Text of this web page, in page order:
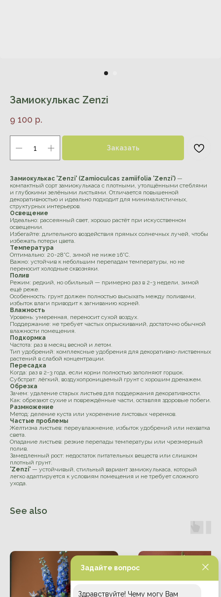
Замиокулькас Zenzi
9 100 р.
Заказать
Замиокулькас 'Zenzi' (Zamioculcas zamiifolia 'Zenzi') —
компактный сорт замиокулькаса с плотными, утолщёнными стеблями
и глубокими зелёными листьями. Отличается повышенной
декоративностью и идеально подходит для минималистичных,
структурных интерьеров.
Освещение
Идеально: рассеянный свет, хорошо растёт при искусственном
освещении.
Избегайте: длительного воздействия прямых солнечных лучей, чтобы
избежать потери цвета.
Температура
Оптимально: 20-28°C, зимой не ниже 16°C.
Важно: устойчив к небольшим перепадам температуры, но не
переносит холодные сквозняки.
Полив
Режим: редкий, но обильный — примерно раз в 2-3 недели, зимой
ещё реже.
Особенность: грунт должен полностью высыхать между поливами,
избыток влаги приводит к загниванию корней.
Влажность
Уровень: умеренная, переносит сухой воздух.
Поддержание: не требует частых опрыскиваний, достаточно обычной
влажности помещения.
Подкормка
Частота: раз в месяц весной и летом.
Тип удобрений: комплексные удобрения для декоративно-лиственных
растений в слабой концентрации.
Пересадка
Когда: раз в 2-3 года, если корни полностью заполняют горшок.
Субстрат: лёгкий, воздухопроницаемый грунт с хорошим дренажем.
Обрезка
Зачем: удаление старых листьев для поддержания декоративности.
Как: обрезают сухие и повреждённые части, оставляя здоровые побеги.
Размножение
Метод: деление куста или укоренение листовых черенков.
Частые проблемы
Желтизна листьев: переувлажнение, избыток удобрений или нехватка
света.
Опадание листьев: резкие перепады температуры или чрезмерный
полив.
Замедленный рост: недостаток питательных веществ или слишком
плотный грунт.
'Zenzi' — устойчивый, стильный вариант замиокулькаса, который
легко адаптируется к условиям помещения и не требует сложного
ухода.
See also
Задайте вопрос
Здравствуйте! Чему могу Вам